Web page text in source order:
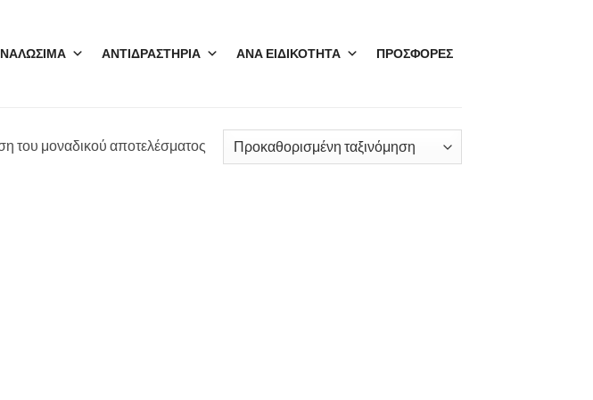
ΑΝΤΙΔΡΑΣΤΗΡΙΑ ΑΝΑ ΕΙΔΙΚΟΤΗΤΑ ΠΡΟΣΦΟΡΕΣ
του μοναδικού αποτελέσματος